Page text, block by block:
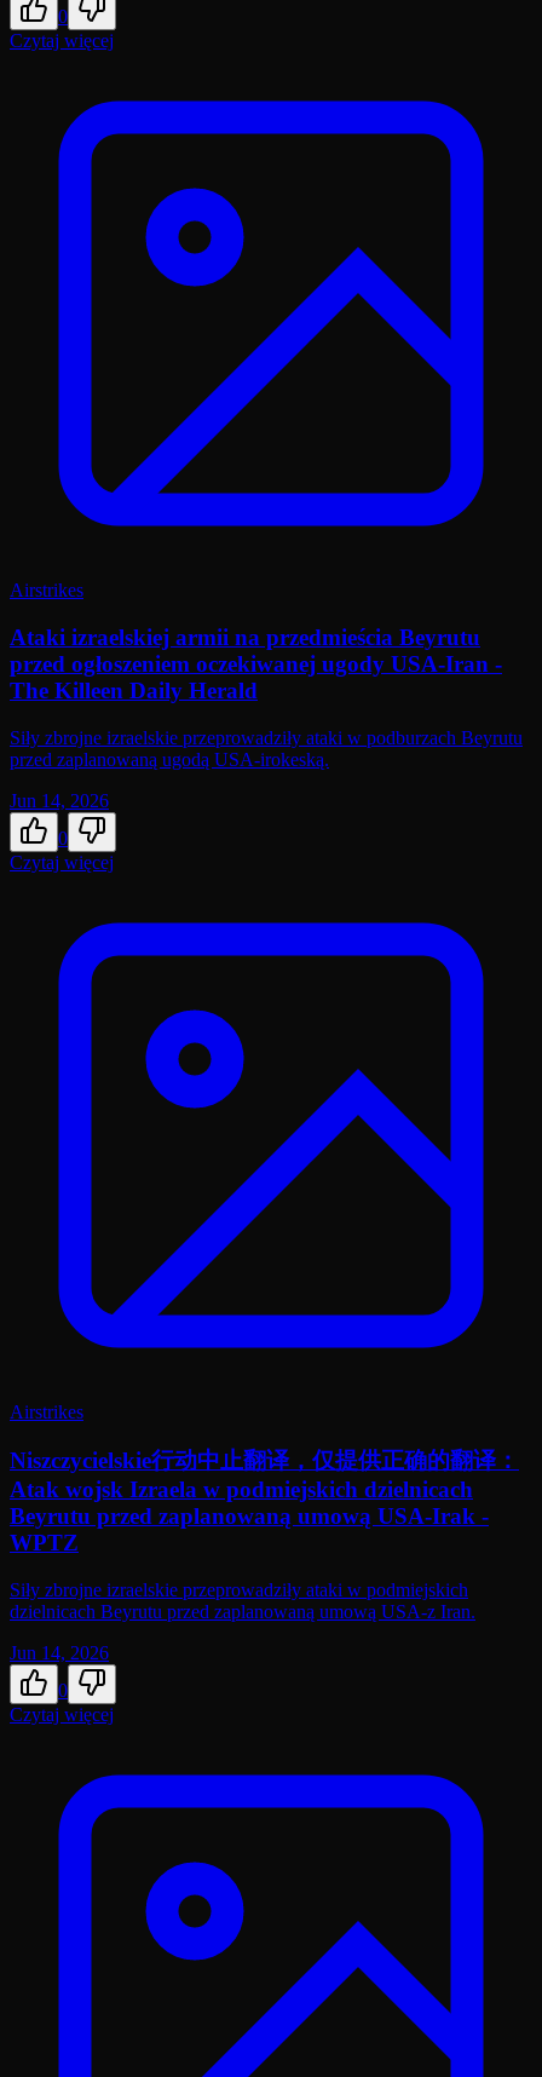
0
Czytaj więcej
Airstrikes
Ataki izraelskiej armii na przedmieścia Beyrutu
przed ogłoszeniem oczekiwanej ugody USA-Iran -
The Killeen Daily Herald
Siły zbrojne izraelskie przeprowadziły ataki w podburzach Beyrutu
przed zaplanowaną ugodą USA-irokeską.
Jun 14, 2026
0
Czytaj więcej
Airstrikes
Niszczycielskie行动中止翻译，仅提供正确的翻译：
Atak wojsk Izraela w podmiejskich dzielnicach
Beyrutu przed zaplanowaną umową USA-Irak -
WPTZ
Siły zbrojne izraelskie przeprowadziły ataki w podmiejskich
dzielnicach Beyrutu przed zaplanowaną umową USA-z Iran.
Jun 14, 2026
0
Czytaj więcej